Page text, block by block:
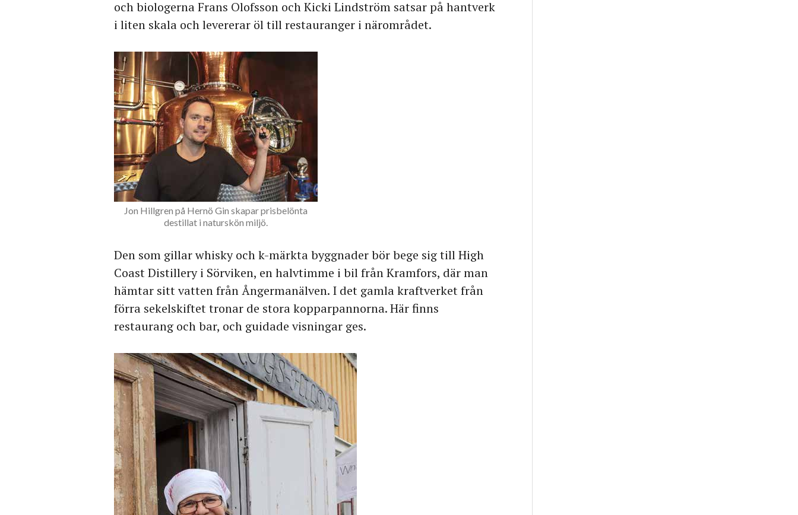
och biologerna Frans Olofsson och Kicki Lindström satsar på hantverk
i liten skala och levererar öl till restauranger i närområdet.
Jon Hillgren på Hernö Gin skapar prisbelönta
destillat i naturskön miljö.
Den som gillar whisky och k-märkta byggnader bör bege sig till High
Coast Distillery i Sörviken, en halvtimme i bil från Kramfors, där man
hämtar sitt vatten från Ångermanälven. I det gamla kraftverket från
förra sekelskiftet tronar de stora kopparpannorna. Här finns
restaurang och bar, och guidade visningar ges.